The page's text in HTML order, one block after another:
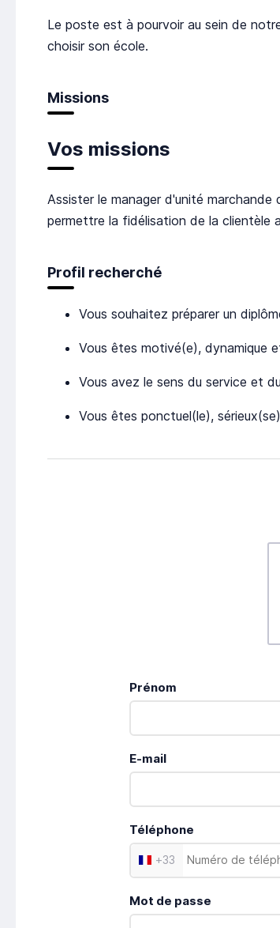
Le poste est à pourvoir au sein de
choisir son école.
Missions
Vos missions
Assister le manager d'unité
permettre la fidélisation de la clientèle
Profil recherché
Vous souhaitez préparer un
Vous êtes motivé(e), dynamique
Vous avez le sens du service et
Vous êtes ponctuel(le),
Prénom
E-mail
Téléphone
+33
Mot de passe